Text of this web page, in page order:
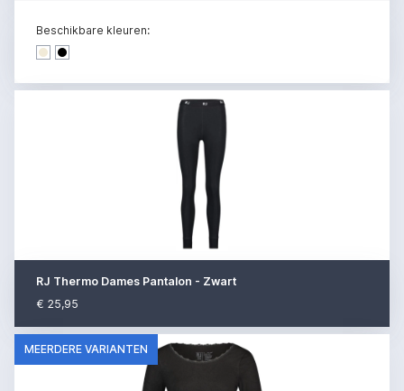
Beschikbare kleuren:
Dark denim
Dark denim
RJ Thermo Dames Pantalon - Zwart
€ 25,95
MEERDERE VARIANTEN